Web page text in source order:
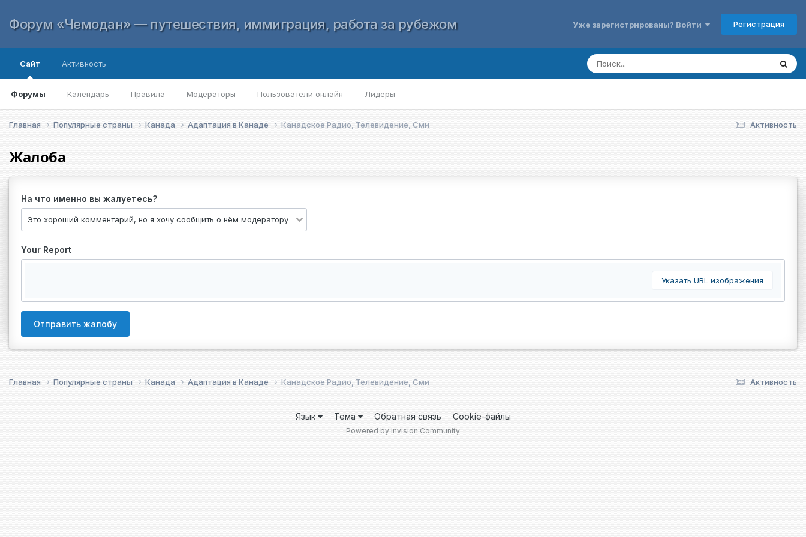
Форум «Чемодан» — путешествия, иммиграция, работа за рубежом Уже зарегистрированы? Войти Регистрация
Сайт
Форумы Календарь Правила Модераторы Пользователи онлайн Лидеры
Активность
Активность
Главная Популярные страны Канада Адаптация в Канаде Канадское Радио, Телевидение, Сми
Жалоба
На что именно вы жалуетесь?
Your Report
Указать URL изображения
Отправить жалобу
Активность
Главная Популярные страны Канада Адаптация в Канаде Канадское Радио, Телевидение, Сми
Язык Тема Обратная связь Cookie-файлы
Powered by Invision Community